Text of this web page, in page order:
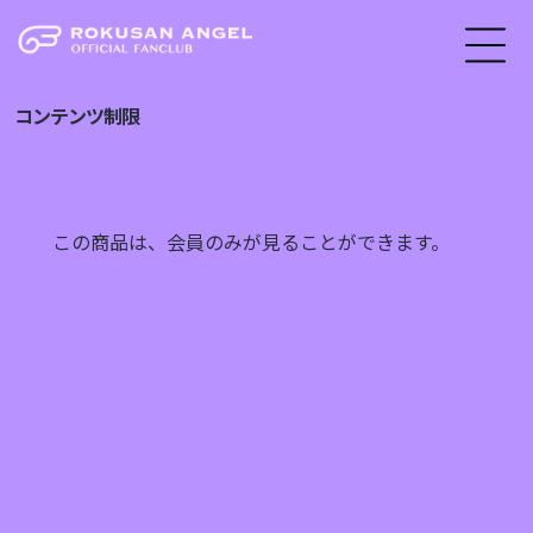
コンテンツ制限
この商品は、会員のみが見ることができます。